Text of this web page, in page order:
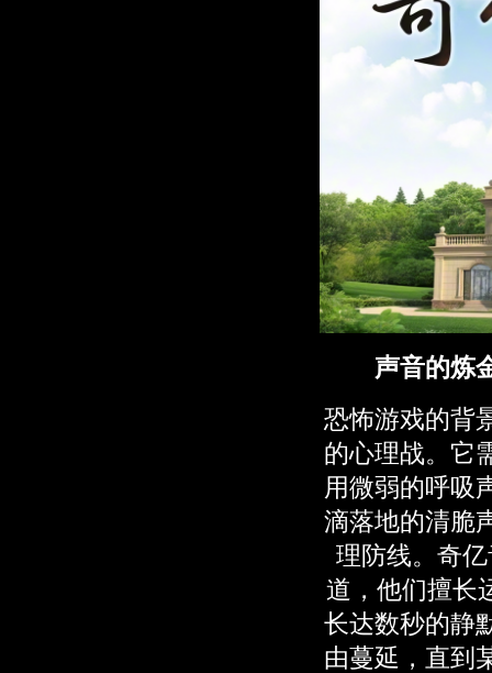
声音的炼
恐怖游戏的背
的心理战。它
用微弱的呼吸
滴落地的清脆
理防线。奇
道，他们擅长
长达数秒的静
由蔓延，直到